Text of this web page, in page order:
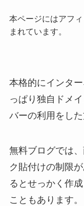
本ページにはアフ
まれています。
本格的にインタ
っぱり独自ドメ
バーの利用をし
無料ブログでは
ク貼付けの制限
るとせっかく作
こともあります。